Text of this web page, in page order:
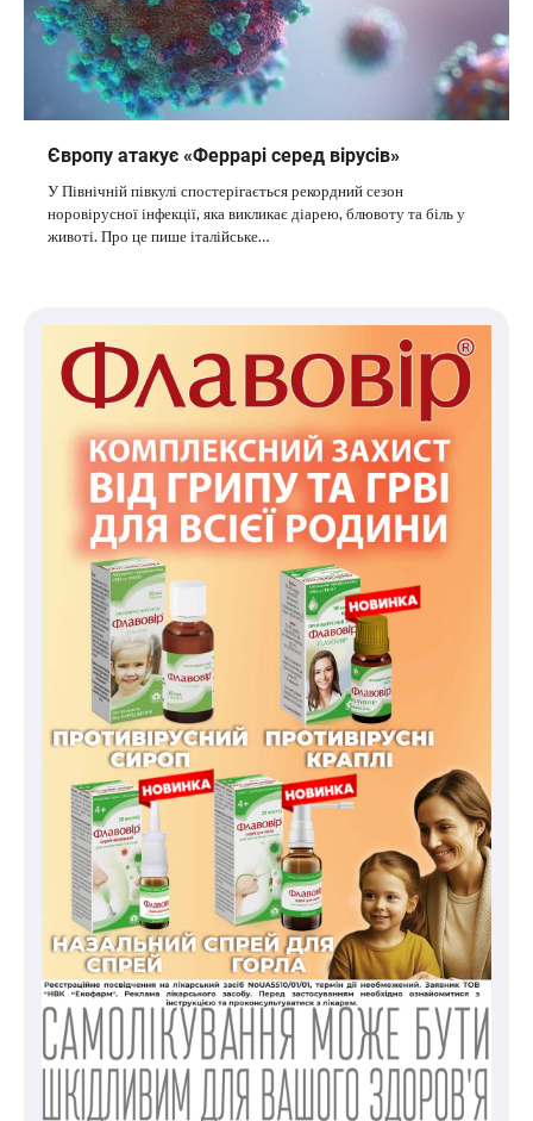
Європу атакує «Феррарі серед вірусів»
У Північній півкулі спостерігається рекордний сезон
норовірусної інфекції, яка викликає діарею, блювоту та біль у
животі. Про це пише італійське…